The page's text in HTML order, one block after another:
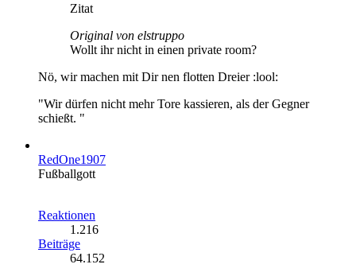
Zitat
Original von elstruppo
Wollt ihr nicht in einen private room?
Nö, wir machen mit Dir nen flotten Dreier :lool:
"Wir dürfen nicht mehr Tore kassieren, als der Gegner
schießt. "
RedOne1907
Fußballgott
Reaktionen
1.216
Beiträge
64.152